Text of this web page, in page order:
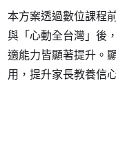
本方案透過數位課程
與「心動全台灣」後
適能力皆顯著提升。
用，提升家長教養信